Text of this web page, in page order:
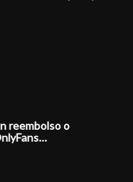
reembolso o